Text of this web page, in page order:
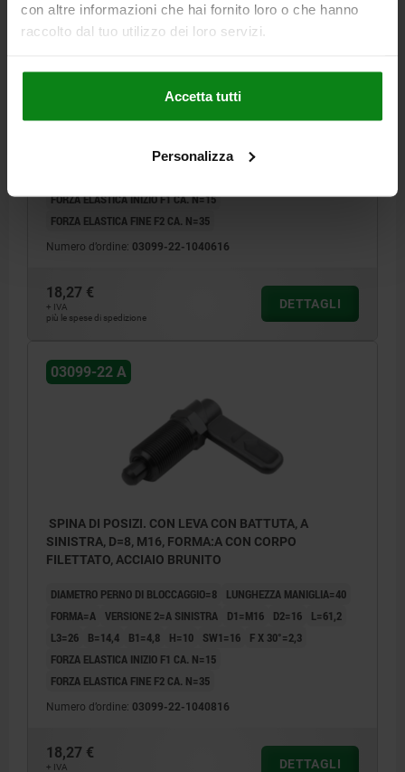
con altre informazioni che hai fornito loro o che hanno
raccolto dal tuo utilizzo dei loro servizi.
Accetta tutti
Personalizza
FILETTATO, ACCIAIO BRUNITO
VERSIONE 2=A SINISTRA D1=M16
FORZA ELASTICA INIZIO F1 CA. N=15
FORZA ELASTICA FINE F2 CA. N=35
Numero d’ordine: 03099-22-1040616
18,27 €
+ IVA
più le spese di spedizione
DETTAGLI
03099-22 A
SPINA DI POSIZI. CON LEVA CON BATTUTA, A
SINISTRA, D=8, M16, FORMA:A CON CORPO
FILETTATO, ACCIAIO BRUNITO
DIAMETRO PERNO DI BLOCCAGGIO=8
LUNGHEZZA MANIGLIA=40
FORMA=A VERSIONE 2=A SINISTRA D1=M16 D2=16
L=61,2
L3=26
B=14,4 B1=4,8 H=10 SW1=16
F X 30°=2,3
FORZA ELASTICA INIZIO F1 CA. N=15
FORZA ELASTICA FINE F2 CA. N=35
Numero d’ordine: 03099-22-1040816
18,27 €
+ IVA DETTAGLI